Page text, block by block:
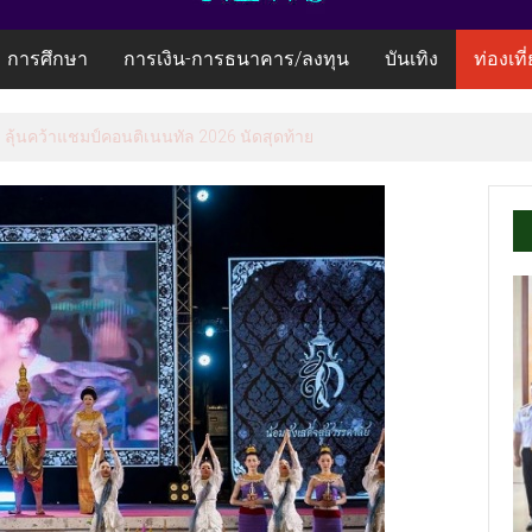
การศึกษา การเงิน-การธนาคาร/ลงทุน บันเทิง ท่องเที่
ลุ้นคว้าแชมป์คอนติเนนทัล 2026 นัดสุดท้าย